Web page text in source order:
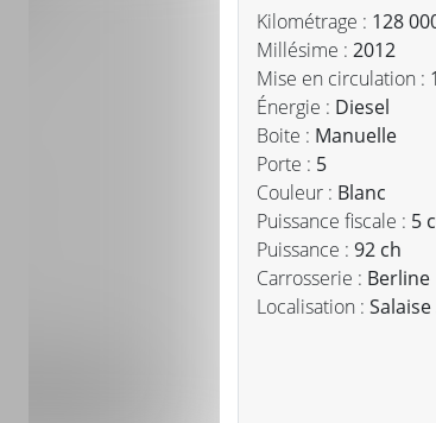
Kilométrage : 128
Millésime : 2012
Mise en circulation :
Énergie : Diesel
Boite : Manuelle
Porte : 5
Couleur : Blanc
Puissance fiscale : 5
Puissance : 92 ch
Carrosserie : Berline
Localisation :